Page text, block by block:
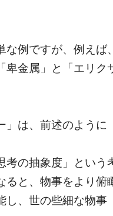
な例ですが、例え
卑金属」と「エリ
は、前述のように
考の抽象度」とい
ると、物事をより
、世の些細な物事